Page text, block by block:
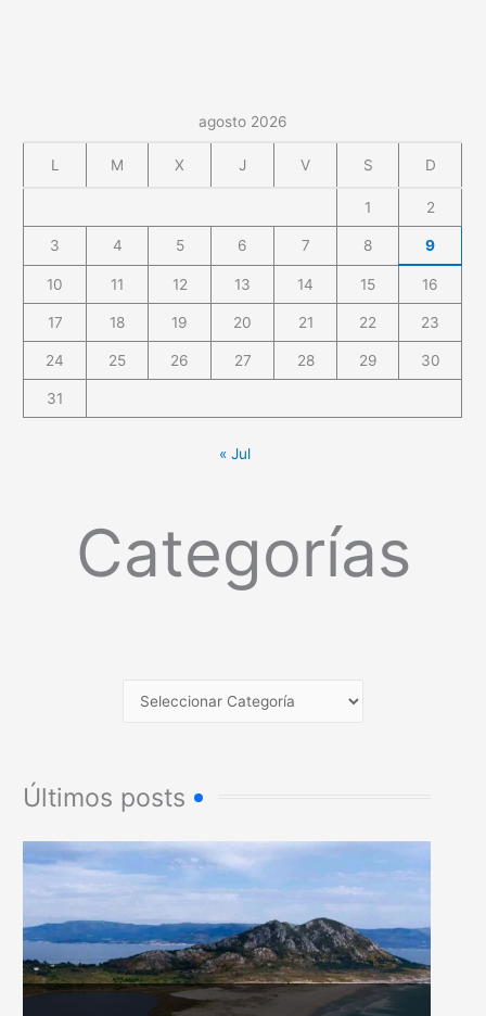
agosto 2026
L M X J V S D
1 2
3 4 5 6 7 8 9
10 11 12 13 14 15 16
17 18 19 20 21 22 23
24 25 26 27 28 29 30
31
« Jul
Categorías
Últimos posts